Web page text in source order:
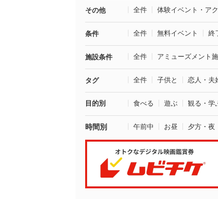
その他 全件 体験イベント・ア
条件 全件 無料イベント 終
施設条件 全件 アミューズメント
タグ 全件 子供と 恋人・夫
目的別 食べる 遊ぶ 観る・学
時間別 午前中 お昼 夕方・夜